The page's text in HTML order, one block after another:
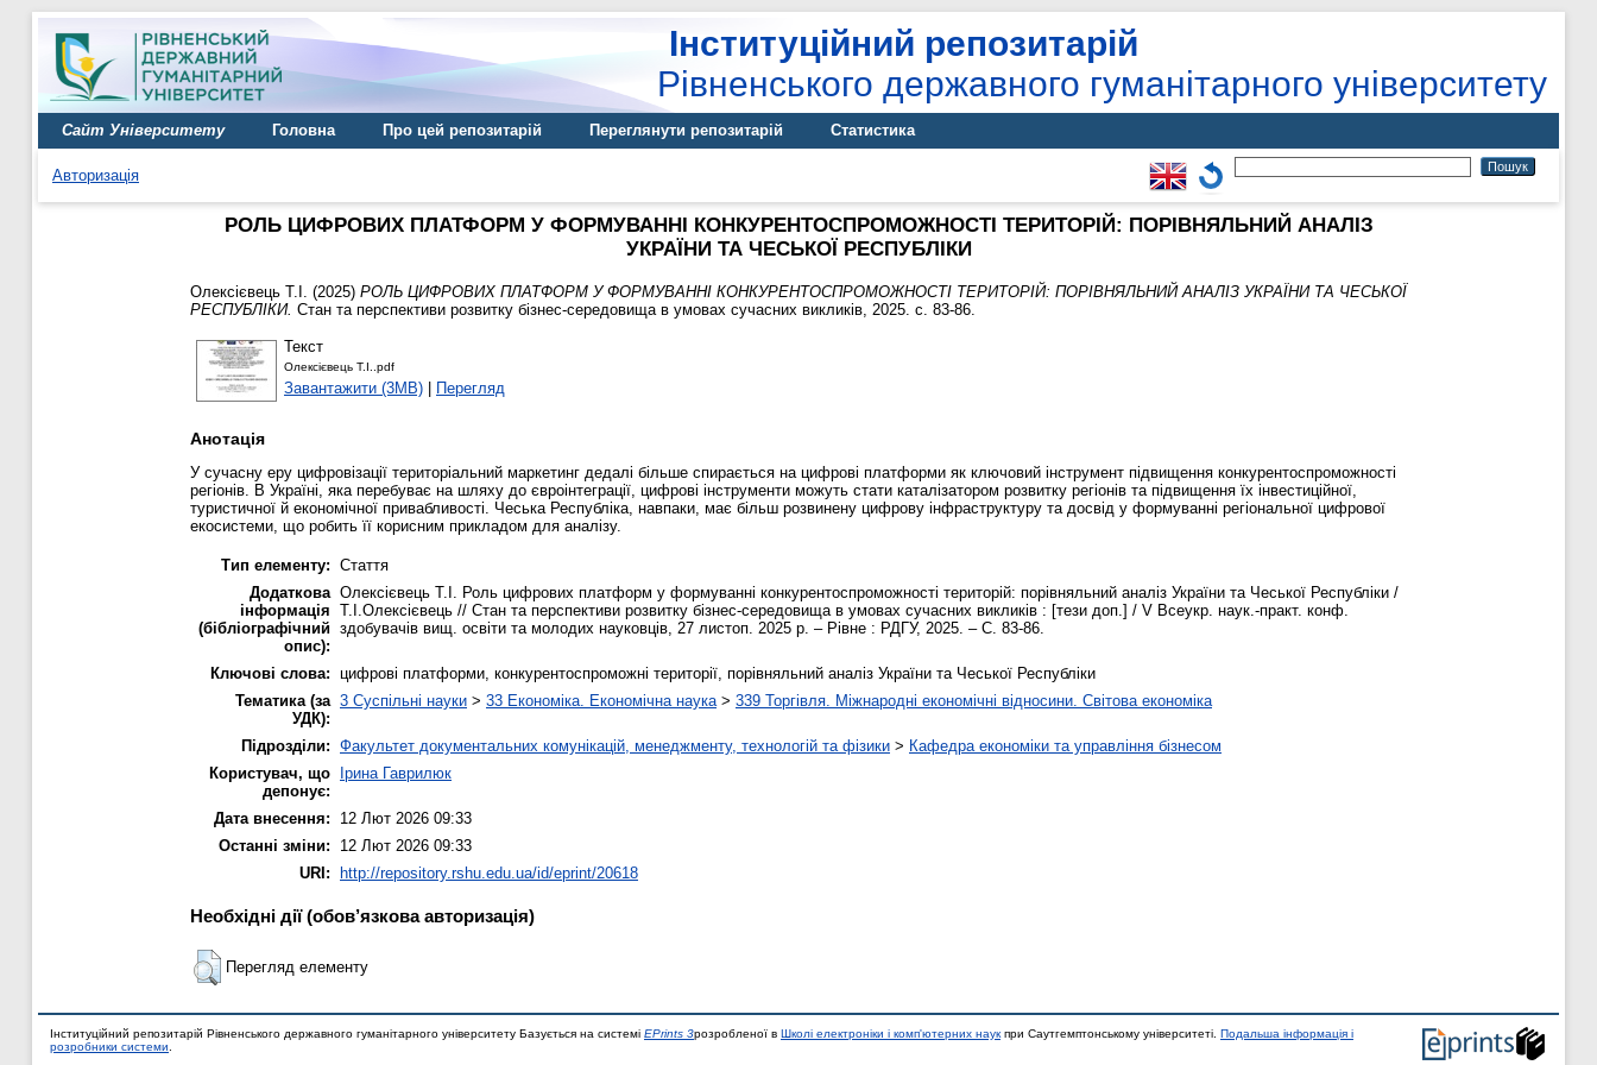
Інституційний репозитарій
Рівненського державного гуманітарного університету
Сайт Університету Головна Про цей репозитарій Переглянути репозитарій Статистика
Авторизація
РОЛЬ ЦИФРОВИХ ПЛАТФОРМ У ФОРМУВАННІ КОНКУРЕНТОСПРОМОЖНОСТІ ТЕРИТОРІЙ: ПОРІВНЯЛЬНИЙ АНАЛІЗ
УКРАЇНИ ТА ЧЕСЬКОЇ РЕСПУБЛІКИ
Олексієвець Т.І. (2025) РОЛЬ ЦИФРОВИХ ПЛАТФОРМ У ФОРМУВАННІ КОНКУРЕНТОСПРОМОЖНОСТІ ТЕРИТОРІЙ: ПОРІВНЯЛЬНИЙ АНАЛІЗ УКРАЇНИ ТА ЧЕСЬКОЇ
РЕСПУБЛІКИ. Стан та перспективи розвитку бізнес-середовища в умовах сучасних викликів, 2025. с. 83-86.
Текст
Олексієвець Т.І..pdf
Завантажити (3MB) | Перегляд
Анотація
У сучасну еру цифровізації територіальний маркетинг дедалі більше спирається на цифрові платформи як ключовий інструмент підвищення конкурентоспроможності
регіонів. В Україні, яка перебуває на шляху до євроінтеграції, цифрові інструменти можуть стати каталізатором розвитку регіонів та підвищення їх інвестиційної,
туристичної й економічної привабливості. Чеська Республіка, навпаки, має більш розвинену цифрову інфраструктуру та досвід у формуванні регіональної цифрової
екосистеми, що робить її корисним прикладом для аналізу.
Тип елементу: Стаття
Додаткова
інформація
(бібліографічний
опис):
Олексієвець Т.І. Роль цифрових платформ у формуванні конкурентоспроможності територій: порівняльний аналіз України та Чеської Республіки /
Т.І.Олексієвець // Стан та перспективи розвитку бізнес-середовища в умовах сучасних викликів : [тези доп.] / V Всеукр. наук.-практ. конф.
здобувачів вищ. освіти та молодих науковців, 27 листоп. 2025 р. – Рівне : РДГУ, 2025. – С. 83-86.
Ключові слова: цифрові платформи, конкурентоспроможні території, порівняльний аналіз України та Чеської Республіки
Тематика (за
УДК):
3 Суспільні науки > 33 Економіка. Економічна наука > 339 Торгівля. Міжнародні економічні відносини. Світова економіка
Підрозділи: Факультет документальних комунікацій, менеджменту, технологій та фізики > Кафедра економіки та управління бізнесом
Користувач, що
депонує:
Ірина Гаврилюк
Дата внесення:
12 Лют 2026 09:33
Останні зміни:
12 Лют 2026 09:33
URI:
http://repository.rshu.edu.ua/id/eprint/20618
Необхідні дії (обов’язкова авторизація)
Перегляд елементу
Інституційний репозитарій Рівненського державного гуманітарного університету Базується на системі EPrints 3розробленої в Школі електроніки і комп'ютерних наук при Саутгемптонському університеті. Подальша інформація і
розробники системи